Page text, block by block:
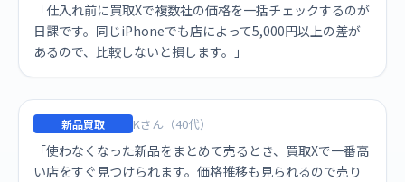
「仕入れ前に買取Xで複数社の価格を一括チェックするのが
日課です。同じiPhoneでも店によって5,000円以上の差が
あるので、比較しないと損します。」
新品買取 Kさん（40代）
「使わなくなった新品をまとめて売るとき、買取Xで一番高
い店をすぐ見つけられます。価格推移も見られるので売り